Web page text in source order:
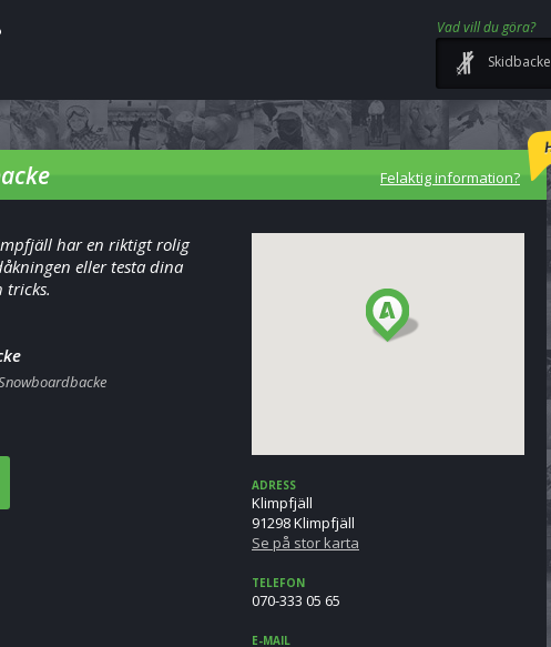
Vad vill du göra?
Skidbacke
Felaktig information?
har en riktigt rolig
eller testa dina
tricks.
ADRESS
Klimpfjäll
91298 Klimpfjäll
Se på stor karta
TELEFON
070-333 05 65
E-MAIL